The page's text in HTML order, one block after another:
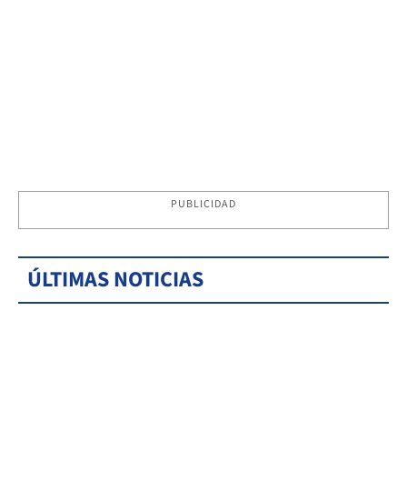
PUBLICIDAD
ÚLTIMAS NOTICIAS